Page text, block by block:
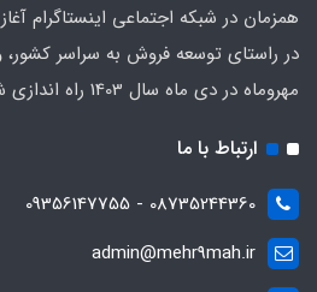
همزمان در شبکه اجتماعی اینستاگرام
در راستای توسعه فروش به سراسر
مهروماه در دی ماه سال 1403 راه اندازی شد.
ارتباط با ما
08735244360 - 09356147755
admin@mehr9mah.ir